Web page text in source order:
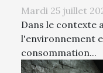
Mardi 25 juillet
Dans le contexte
l'environnement
consommation...